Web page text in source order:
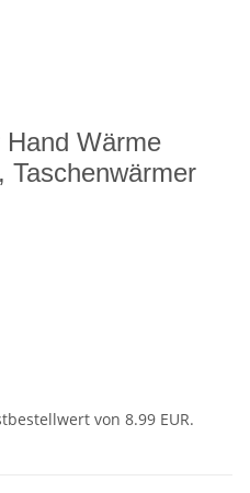
Wärme
Taschenwärmer
von 8.99 EUR.